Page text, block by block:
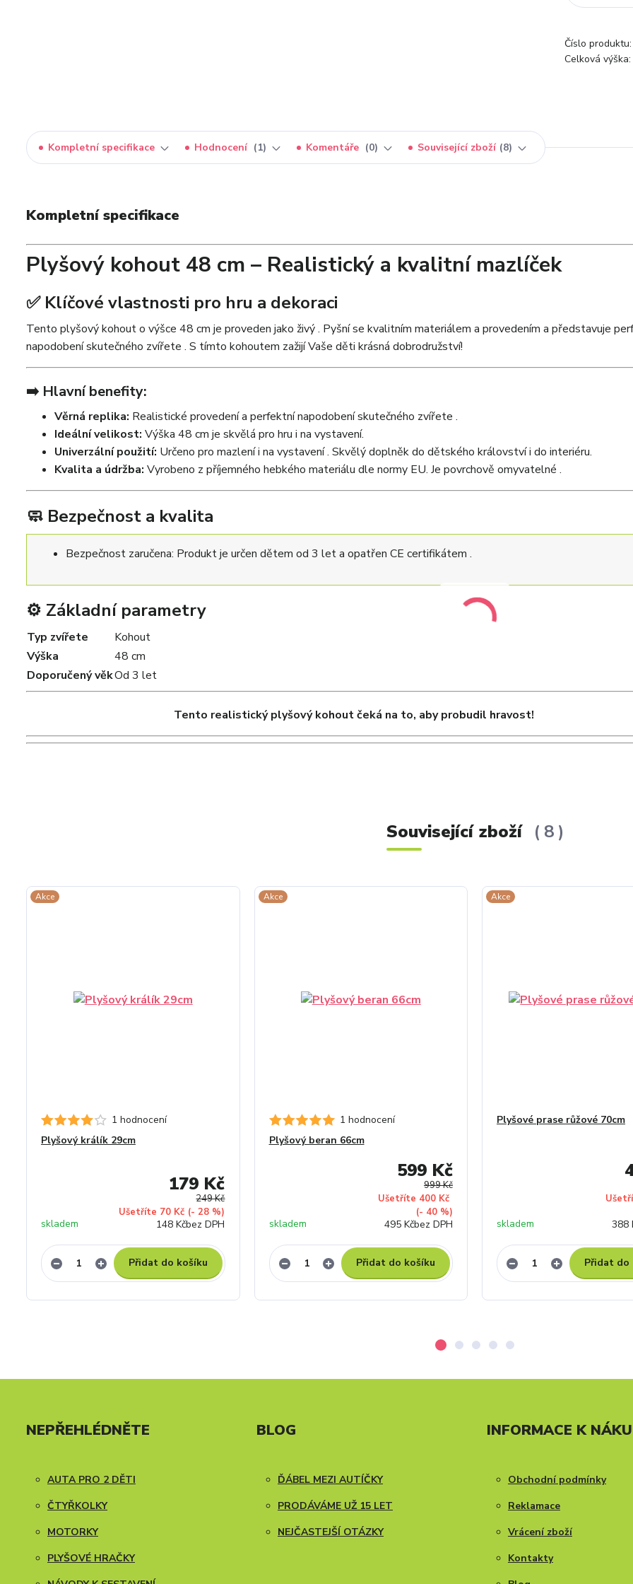
Číslo produktu:
Celková výška:
Kompletní specifikace Hodnocení 1 Komentáře 0 Související zboží 8
Kompletní specifikace
Plyšový kohout 48 cm – Realistický a kvalitní mazlíček
✅ Klíčové vlastnosti pro hru a dekoraci
Tento plyšový kohout o výšce 48 cm je proveden jako živý . Pyšní se kvalitním materiálem a provedením a představuje
napodobení skutečného zvířete . S tímto kohoutem zažijí Vaše děti krásná dobrodružství!
➡️ Hlavní benefity:
Věrná replika: Realistické provedení a perfektní napodobení skutečného zvířete .
Ideální velikost: Výška 48 cm je skvělá pro hru i na vystavení.
Univerzální použití: Určeno pro mazlení i na vystavení . Skvělý doplněk do dětského království i do interiéru.
Kvalita a údržba: Vyrobeno z příjemného hebkého materiálu dle normy EU. Je povrchově omyvatelné .
🧼 Bezpečnost a kvalita
Bezpečnost zaručena: Produkt je určen dětem od 3 let a opatřen CE certifikátem .
⚙️ Základní parametry
Typ zvířete
Kohout
Výška
48 cm
Doporučený věkOd 3 let
Tento realistický plyšový kohout čeká na to, aby probudil hravost!
Související zboží 8
Akce
1 hodnocení
Plyšový králík 29cm
249 Kč
Ušetříte 70 Kč (- 28 %)
179 Kč
148 Kčbez DPH
skladem
Přidat do košíku
Akce
1 hodnocení
Plyšový beran 66cm
999 Kč
Ušetříte 400 Kč
(- 40 %)
599 Kč
495 Kčbez DPH
skladem
Přidat do košíku
Akce
Plyšové prase růžové 70cm
388
skladem
Přidat do
NEPŘEHLÉDNĚTE
AUTA PRO 2 DĚTI
ČTYŘKOLKY
MOTORKY
PLYŠOVÉ HRAČKY
BLOG
ĎÁBEL MEZI AUTÍČKY
PRODÁVÁME UŽ 15 LET
NEJČASTEJŠÍ OTÁZKY
INFORMACE K
Obchodní podmínky
Reklamace
Vrácení zboží
Kontakty